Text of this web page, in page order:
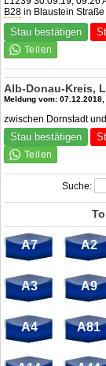
B28 in Blaustein
Stau bestätigen
Alb-Donau-Kreis,
Meldung vom:
zwischen Dornstadt
Stau bestätigen
Suche:
A7 A2
A3 A9
A4 A81